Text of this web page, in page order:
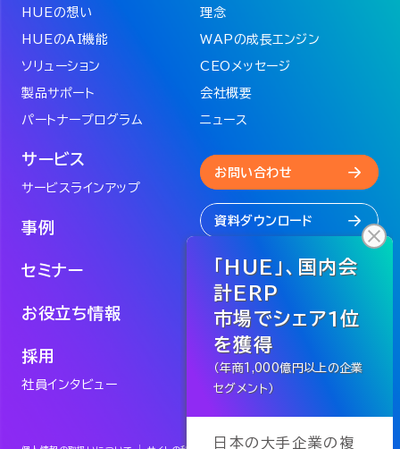
HUEの想い
HUEのAI機能
ソリューション
製品サポート
パートナープログラム
サービス
サービスラインアップ
事例
セミナー
お役立ち情報
採用
社員インタビュー
理念
WAPの成長エンジン
CEOメッセージ
会社概要
ニュース
お問い合わせ
資料ダウンロード